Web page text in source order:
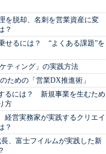
を脱却、名刺を営業資産に変
？
せるには？ “よくある課題”を
ティング」の実践方法
ための「営業DX推進術」
るには？ 新規事業を生むため
方
経営実務家が実践するクリエイ
？
、富士フイルムが実践した新